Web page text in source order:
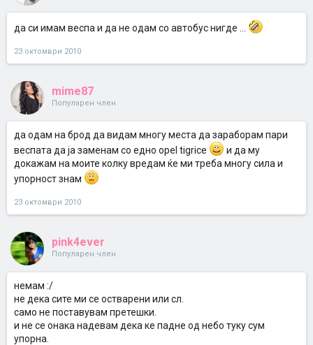
да си имам веспа и да не одам со автобус нигде ...
23 октомври 2010
mime87
Популарен член
да одам на брод да видам многу места да зараборам пари
веспата да ја заменам со едно opel tigrice
и да му
докажам на моите колку вредам ќе ми треба многу сила и
упорност знам
23 октомври 2010
pink4ever
Популарен член
немам :/
не дека сите ми се остварени или сл.
само не поставувам претешки.
и не се онака надевам дека ке падне од небо туку сум
упорна.